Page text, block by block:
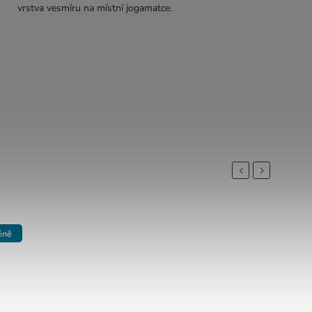
vrstva vesmíru na místní jogamatce.
PreviousNext